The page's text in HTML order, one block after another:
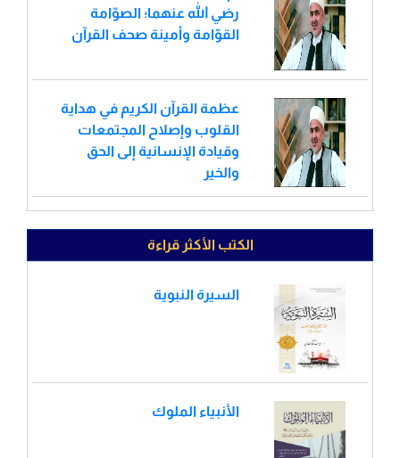
رضي الله عنهما؛ الصوّامة
القوّامة وأمينة صحف القرآن
عظمة القرآن الكريم في هداية
القلوب وإصلاح المجتمعات
وقيادة الإنسانية إلى الحق
والخير
الكتب الأكثر قراءة
السيرة النبوية
الأنبياء الملوك